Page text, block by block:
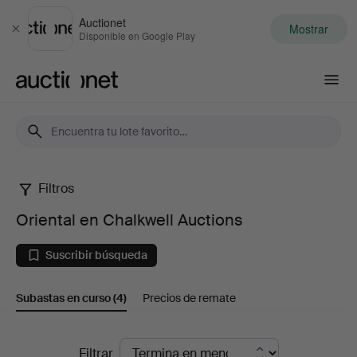
Cerrar
Auctionet
Disponible en Google Play Mostrar
Oriental
en
Chalkwell
Auctions
Filtros
Oriental en Chalkwell Auctions
Suscribir búsqueda
Subastas en curso(4) Precios de remate
SubastasFiltrar